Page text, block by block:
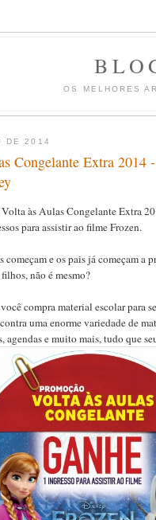
OS MELHORES
DE 2014
Congelante Extra 2014
Volta às Aulas Congelante Extra
para assistir ao filme Frozen.
começam e os pais já começam a
não é mesmo?
compra material escolar para
uma enorme variedade de
agendas e muito mais, tudo que